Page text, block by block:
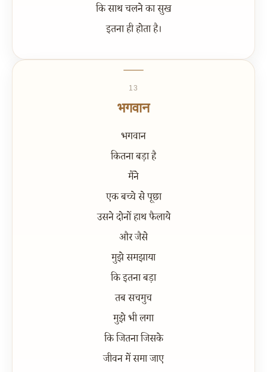
कि साथ चलने का सुख
इतना ही होता है।
13
भगवान
भगवान
कितना बड़ा है
मैंने
एक बच्चे से पूछा
उसने दोनों हाथ फैलाये
और जैसे
मुझे समझाया
कि इतना बड़ा
तब सचमुच
मुझे भी लगा
कि जितना जिसके
जीवन में समा जाए